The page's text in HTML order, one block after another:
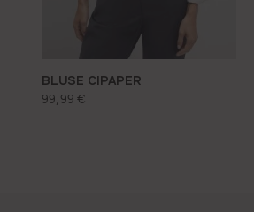
BLUSE CIPAPER
regulärer preis:
99,99 €